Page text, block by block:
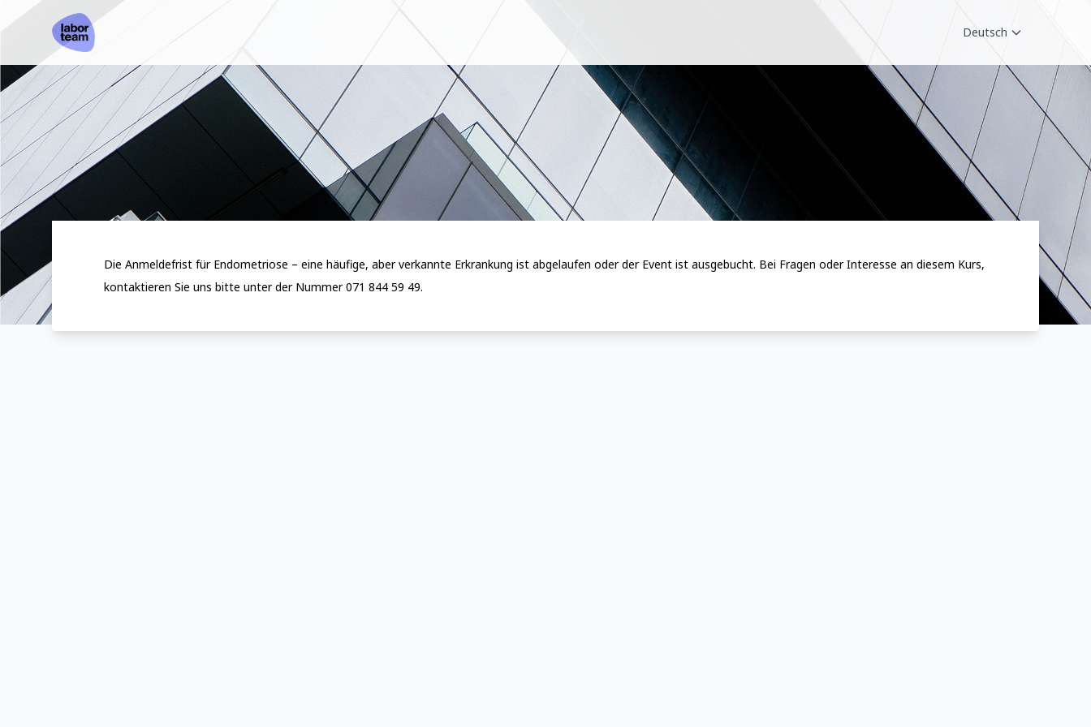
Deutsch
Die Anmeldefrist für Endometriose – eine häufige, aber verkannte Erkrankung ist abgelaufen oder der Event ist ausgebucht. Bei Fragen oder Interesse an diesem Kurs,
kontaktieren Sie uns bitte unter der Nummer 071 844 59 49.